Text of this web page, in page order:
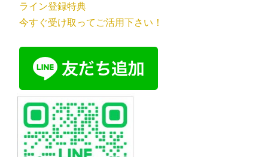
ライン登録特典
今すぐ受け取ってご活用下さい！